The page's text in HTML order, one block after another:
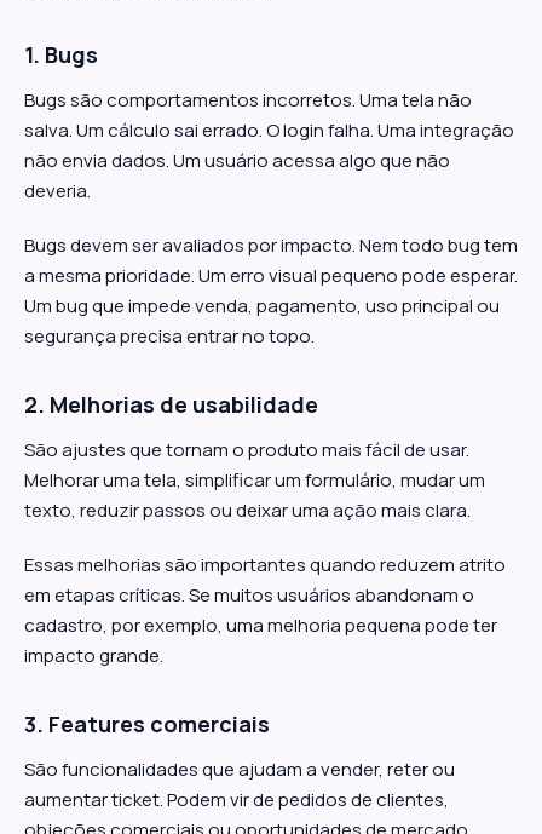
1. Bugs
Bugs são comportamentos incorretos. Uma tela não
salva. Um cálculo sai errado. O login falha. Uma integração
não envia dados. Um usuário acessa algo que não
deveria.
Bugs devem ser avaliados por impacto. Nem todo bug tem
a mesma prioridade. Um erro visual pequeno pode esperar.
Um bug que impede venda, pagamento, uso principal ou
segurança precisa entrar no topo.
2. Melhorias de usabilidade
São ajustes que tornam o produto mais fácil de usar.
Melhorar uma tela, simplificar um formulário, mudar um
texto, reduzir passos ou deixar uma ação mais clara.
Essas melhorias são importantes quando reduzem atrito
em etapas críticas. Se muitos usuários abandonam o
cadastro, por exemplo, uma melhoria pequena pode ter
impacto grande.
3. Features comerciais
São funcionalidades que ajudam a vender, reter ou
aumentar ticket. Podem vir de pedidos de clientes,